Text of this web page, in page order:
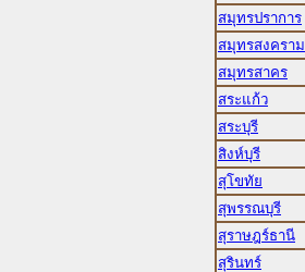
สมุทรปราการ
สมุทรสงคราม
สมุทรสาคร
สระแก้ว
สระบุรี
สิงห์บุรี
สุโขทัย
สุพรรณบุรี
สุราษฎร์ธานี
สุรินทร์